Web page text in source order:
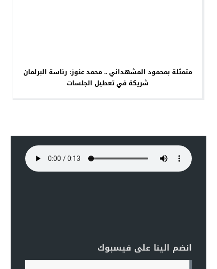
متمثلة بمحمود المشهداني .. محمد عنوز: رئاسة البرلمان
شريكة في تعطيل الجلسات
انضم الينا على فيسبوك